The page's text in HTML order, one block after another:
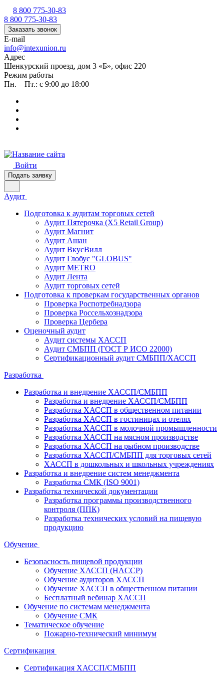
8 800 775-30-83
8 800 775-30-83
Заказать звонок
E-mail
info@intexunion.ru
Адрес
Шенкурский проезд, дом 3 «Б», офис 220
Режим работы
Пн. – Пт.: с 9:00 до 18:00
Войти
Подать заявку
Аудит
Подготовка к аудитам торговых сетей
Аудит Пятерочка (X5 Retail Group)
Аудит Магнит
Аудит Ашан
Аудит ВкусВилл
Аудит Глобус "GLOBUS"
Аудит METRO
Аудит Лента
Аудит торговых сетей
Подготовка к проверкам государственных органов
Проверка Роспотребнадзора
Проверка Россельхознадзора
Проверка Цербера
Оценочный аудит
Аудит системы ХАССП
Аудит СМБПП (ГОСТ Р ИСО 22000)
Сертификационный аудит СМБПП/ХАССП
Разработка
Разработка и внедрение ХАССП/СМБПП
Разработка и внедрение ХАССП/СМБПП
Разработка ХАССП в общественном питании
Разработка ХАССП в гостиницах и отелях
Разработка ХАССП в молочной промышленности
Разработка ХАССП на мясном производстве
Разработка ХАССП на рыбном производстве
Разработка ХАССП/СМБПП для торговых сетей
ХАССП в дошкольных и школьных учреждениях
Разработка и внедрение систем менеджмента
Разработка СМК (ISO 9001)
Разработка технической документации
Разработка программы производственного
контроля (ППК)
Разработка технических условий на пищевую
продукцию
Обучение
Безопасность пищевой продукции
Обучение ХАССП (HACCP)
Обучение аудиторов ХАССП
Обучение ХАССП в общественном питании
Бесплатный вебинар ХАССП
Обучение по системам менеджмента
Обучение СМК
Тематическое обучение
Пожарно-технический минимум
Сертификация
Сертификация ХАССП/СМБПП